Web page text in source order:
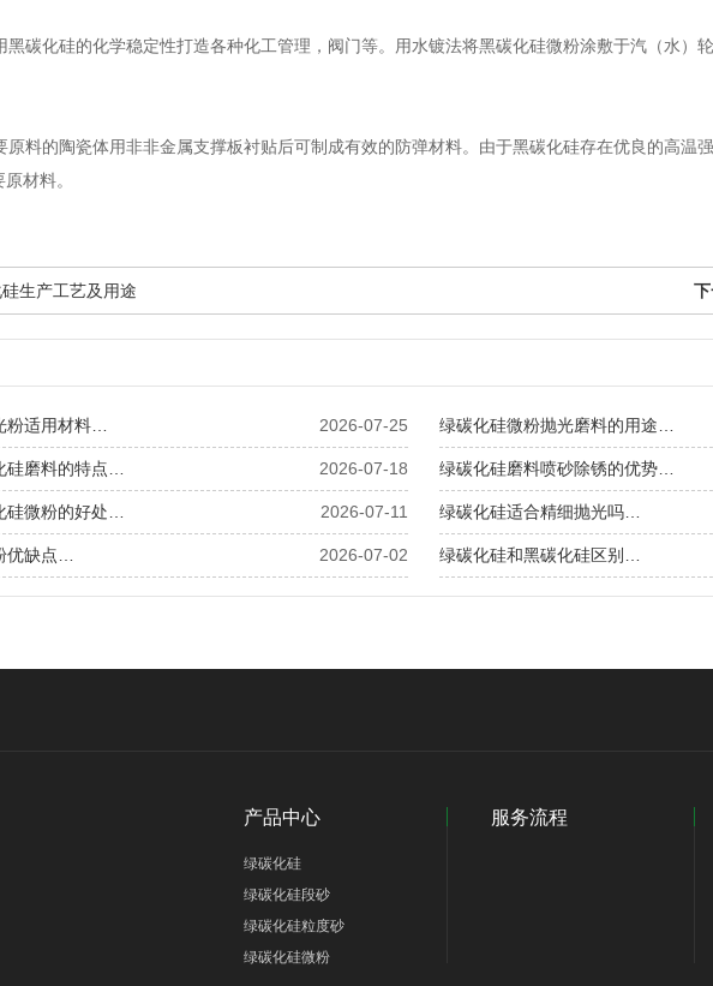
碳化硅的化学稳定性打造各种化工管理，阀门等。用水镀法将黑碳化硅微粉涂敷于汽（水）
料的陶瓷体用非非金属支撑板衬贴后可制成有效的防弹材料。由于黑碳化硅存在优良的高温
材料。
生产工艺及用途 下
2026-07-25
粉适用材料… 绿碳化硅微粉抛光磨料的用途…
2026-07-18
硅磨料的特点… 绿碳化硅磨料喷砂除锈的优势…
2026-07-11
硅微粉的好处… 绿碳化硅适合精细抛光吗…
2026-07-02
优缺点… 绿碳化硅和黑碳化硅区别…
产品中心
绿碳化硅
绿碳化硅段砂
绿碳化硅粒度砂
绿碳化硅微粉
服务流程